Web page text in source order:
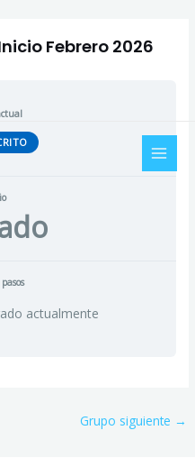
Febrero 2026
actualmente
Grupo siguiente →